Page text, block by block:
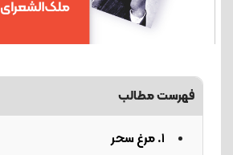
فهرست مطالب
1. مرغ سحر